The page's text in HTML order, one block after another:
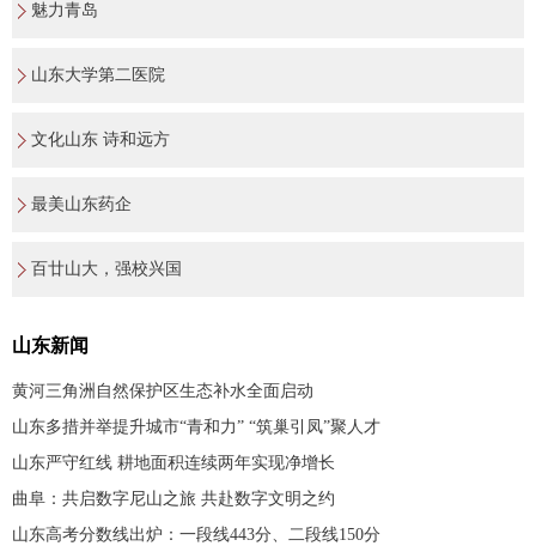
魅力青岛
山东大学第二医院
文化山东 诗和远方
最美山东药企
百廿山大，强校兴国
山东新闻
黄河三角洲自然保护区生态补水全面启动
山东多措并举提升城市“青和力” “筑巢引凤”聚人才
山东严守红线 耕地面积连续两年实现净增长
曲阜：共启数字尼山之旅 共赴数字文明之约
山东高考分数线出炉：一段线443分、二段线150分